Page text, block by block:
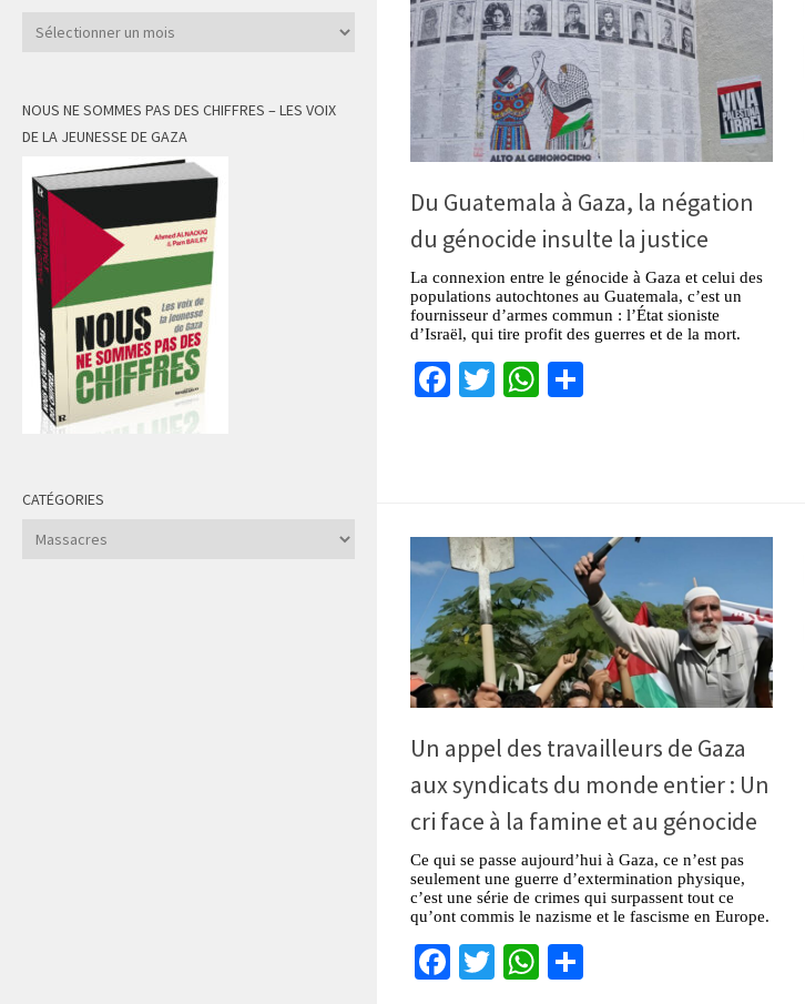
Du Guatemala à Gaza, la négation
du génocide insulte la justice
La connexion entre le génocide à Gaza et celui des
populations autochtones au Guatemala, c’est un
fournisseur d’armes commun : l’État sioniste
d’Israël, qui tire profit des guerres et de la mort.
Facebook
TwitterWhatsApp
Un appel des travailleurs de Gaza
aux syndicats du monde entier : Un
cri face à la famine et au génocide
Ce qui se passe aujourd’hui à Gaza, ce n’est pas
seulement une guerre d’extermination physique,
c’est une série de crimes qui surpassent tout ce
qu’ont commis le nazisme et le fascisme en Europe.
Facebook
TwitterWhatsApp
Archives
NOUS NE SOMMES PAS DES CHIFFRES – LES VOIX
DE LA JEUNESSE DE GAZA
CATÉGORIES
Catégories